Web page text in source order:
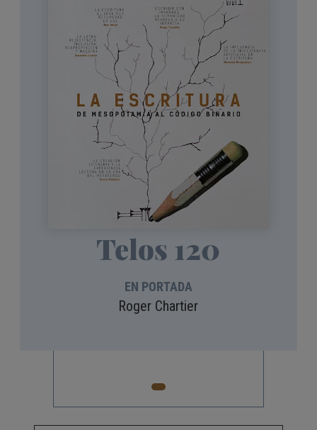
Telos 120
EN PORTADA
Roger Chartier